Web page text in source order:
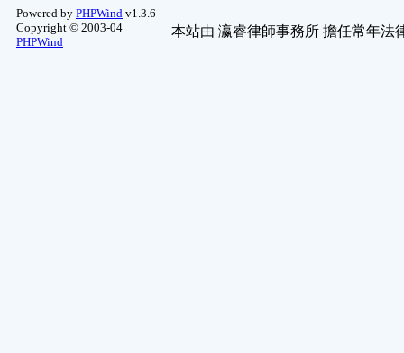
Powered by PHPWind v1.3.6
Copyright © 2003-04
PHPWind
本站由 瀛睿律師事務所 擔任常年法